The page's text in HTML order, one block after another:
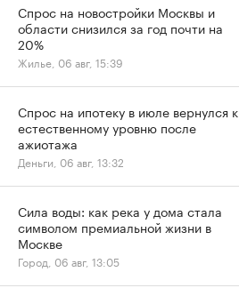
Спрос на новостройки Москвы и
области снизился за год почти на
20%
Жилье, 06 авг, 15:39
Спрос на ипотеку в июле вернулся к
естественному уровню после
ажиотажа
Деньги, 06 авг, 13:32
Сила воды: как река у дома стала
символом премиальной жизни в
Москве
Город, 06 авг, 13:05